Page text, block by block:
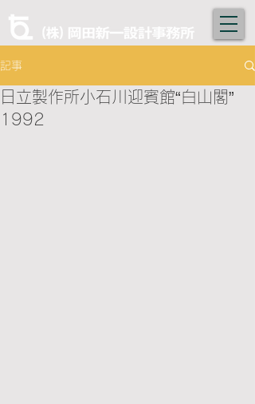
記事
日立製作所小石川迎賓館“白山閣”
1992